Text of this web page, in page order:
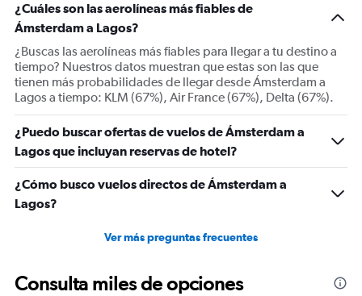
Y
axis
displaying
Number
of
flights.
Range:
to
24.
¿Cuáles son las aerolíneas más fiables de
Ámsterdam a Lagos?
¿Buscas las aerolíneas más fiables para llegar a tu destino a
tiempo? Nuestros datos muestran que estas son las que
tienen más probabilidades de llegar desde Ámsterdam a
Lagos a tiempo: KLM (67%), Air France (67%), Delta (67%).
¿Puedo buscar ofertas de vuelos de Ámsterdam a
Lagos que incluyan reservas de hotel?
¿Cómo busco vuelos directos de Ámsterdam a
Lagos?
Ver más preguntas frecuentes
Consulta miles de opciones